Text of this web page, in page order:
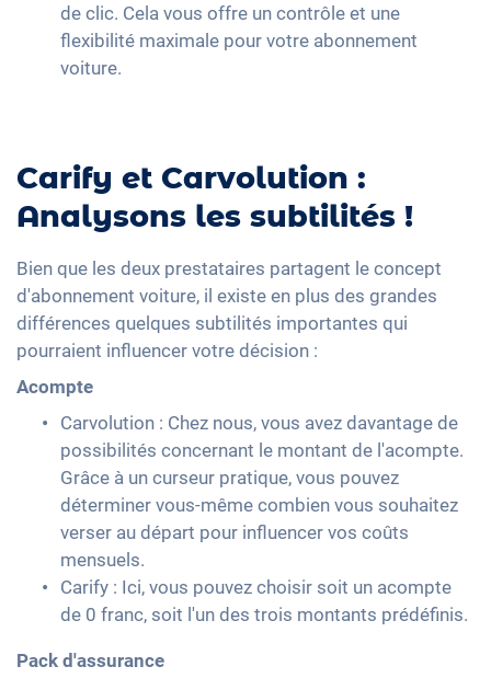
de clic. Cela vous offre un contrôle et une
flexibilité maximale pour votre abonnement
voiture.
Carify et Carvolution :
Analysons les subtilités !
Bien que les deux prestataires partagent le concept
d'abonnement voiture, il existe en plus des grandes
différences quelques subtilités importantes qui
pourraient influencer votre décision :
Acompte
Carvolution : Chez nous, vous avez davantage de
possibilités concernant le montant de l'acompte.
Grâce à un curseur pratique, vous pouvez
déterminer vous-même combien vous souhaitez
verser au départ pour influencer vos coûts
mensuels.
Carify : Ici, vous pouvez choisir soit un acompte
de 0 franc, soit l'un des trois montants prédéfinis.
Pack d'assurance